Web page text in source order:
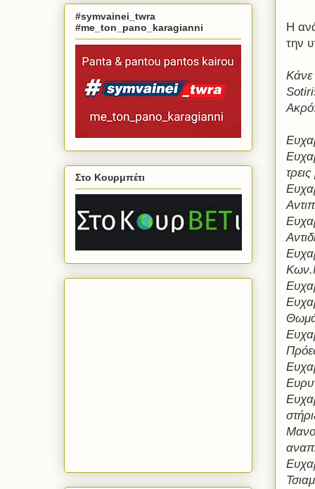
Η
την
Κάνε
#symvainei_twra
#me_ton_pano_karagianni
Στο Κουρμπέτι